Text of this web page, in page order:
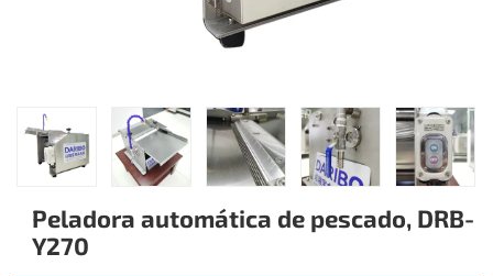
Peladora automática de pescado, DRB-
Y270